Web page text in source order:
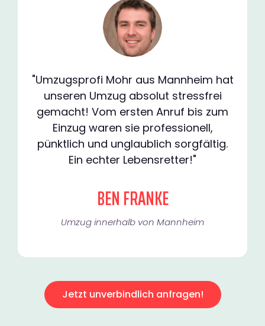
"Umzugsprofi Mohr aus Mannheim hat
unseren Umzug absolut stressfrei
gemacht! Vom ersten Anruf bis zum
Einzug waren sie professionell,
pünktlich und unglaublich sorgfältig.
Ein echter Lebensretter!"
BEN FRANKE
Umzug innerhalb von Mannheim​
Jetzt unverbindlich anfragen!